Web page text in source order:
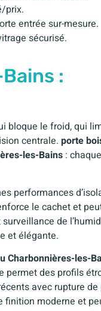
prix.
entrée sur-mesure.
sécurisé.
:
bloque le froid, qui
centrale. porte
les-Bains : chaque
performances
le cachet et
de
et élégante.
Charbonnières-les-
permet des profils
avec rupture
finition moderne et